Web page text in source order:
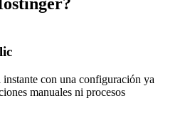
con una configuración ya
manuales ni procesos